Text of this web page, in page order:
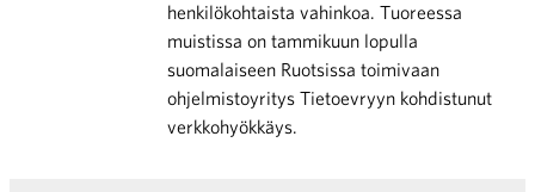
henkilökohtaista vahinkoa. Tuoreessa
muistissa on tammikuun lopulla
suomalaiseen Ruotsissa toimivaan
ohjelmistoyritys Tietoevryyn kohdistunut
verkkohyökkäys.